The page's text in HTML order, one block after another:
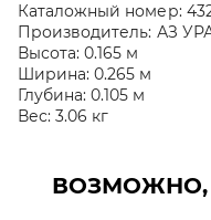
Каталожный номер:
Производитель: АЗ
Высота: 0.165 м
Ширина: 0.265 м
Глубина: 0.105 м
Вес: 3.06 кг
ВОЗМОЖНО,